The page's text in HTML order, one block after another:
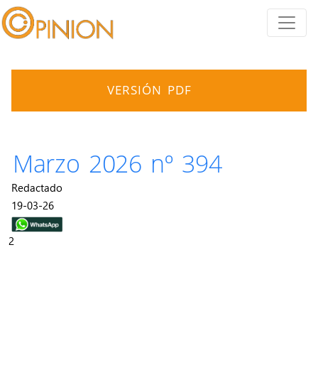
VERSIÓN PDF
Marzo 2026 nº 394
Redactado
19-03-26
2